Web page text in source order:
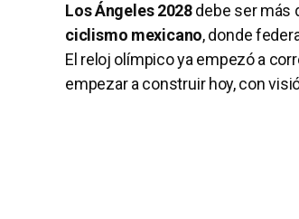
Los Ángeles 2028debe ser más
ciclismo mexicano, donde
El reloj olímpico ya empezó a
empezar a construir hoy, con